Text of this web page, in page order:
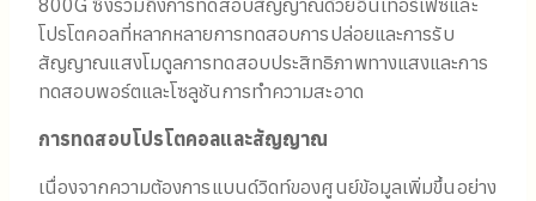
800G ซึ่งรวมถึงการทดสอบสัญญาณด้วยอินเทอร์เฟซและ
โปรโตคอลที่หลากหลายการทดสอบการปล่อยและการรับ
สัญญาณแสงโมดูลการทดสอบประสิทธิภาพทางแสงและการ
ทดสอบพอร์ตและโซลูชันการทําความสะอาด
การทดสอบโปรโตคอลและสัญญาณ
เนื่องจากความต้องการแบนด์วิดท์ของศูนย์ข้อมูลเพิ่มขึ้นอย่าง